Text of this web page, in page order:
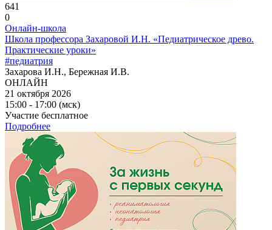
641
0
Онлайн-школа
Школа профессора Захаровой И.Н. «Педиатрическое древо.
Практические уроки»
#педиатрия
Захарова И.Н., Бережная И.В.
ОНЛАЙН
21 октября 2026
15:00 - 17:00 (мск)
Участие бесплатное
Подробнее